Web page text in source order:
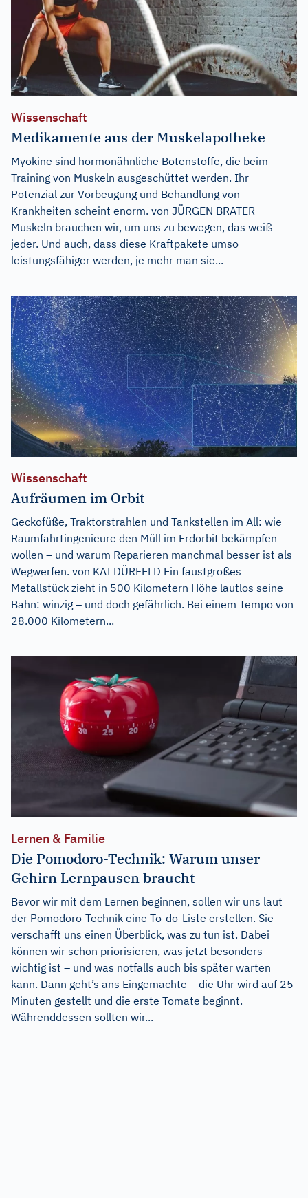
Wissenschaft
Medikamente aus der Muskelapotheke
Myokine sind hormonähnliche Botenstoffe, die beim
Training von Muskeln ausgeschüttet werden. Ihr
Potenzial zur Vorbeugung und Behandlung von
Krankheiten scheint enorm. von JÜRGEN BRATER
Muskeln brauchen wir, um uns zu bewegen, das weiß
jeder. Und auch, dass diese Kraftpakete umso
leistungsfähiger werden, je mehr man sie...
Wissenschaft
Aufräumen im Orbit
Geckofüße, Traktorstrahlen und Tankstellen im All: wie
Raumfahrtingenieure den Müll im Erdorbit bekämpfen
wollen – und warum Reparieren manchmal besser ist als
Wegwerfen. von KAI DÜRFELD Ein faustgroßes
Metallstück zieht in 500 Kilometern Höhe lautlos seine
Bahn: winzig – und doch gefährlich. Bei einem Tempo von
28.000 Kilometern...
Lernen & Familie
Die Pomodoro-Technik: Warum unser
Gehirn Lernpausen braucht
Bevor wir mit dem Lernen beginnen, sollen wir uns laut
der Pomodoro-Technik eine To-do-Liste erstellen. Sie
verschafft uns einen Überblick, was zu tun ist. Dabei
können wir schon priorisieren, was jetzt besonders
wichtig ist – und was notfalls auch bis später warten
kann. Dann geht’s ans Eingemachte – die Uhr wird auf 25
Minuten gestellt und die erste Tomate beginnt.
Währenddessen sollten wir...